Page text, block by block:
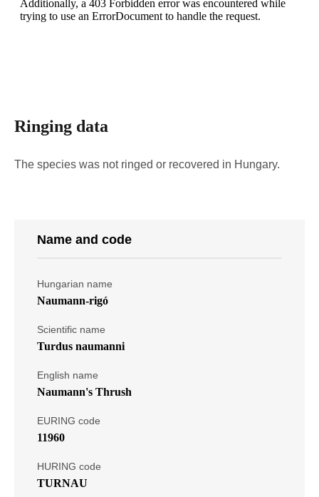
Ringing data
The species was not ringed or recovered in Hungary.
Name and code
Hungarian name
Naumann-rigó
Scientific name
Turdus naumanni
English name
Naumann's Thrush
EURING code
11960
HURING code
TURNAU